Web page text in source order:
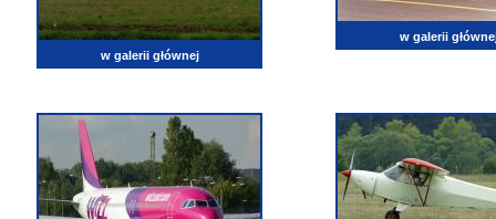
w galerii głównej
w galerii